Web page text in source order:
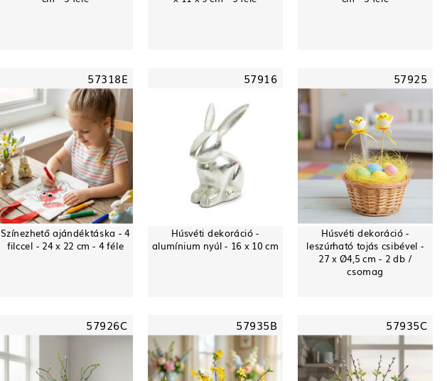
57318E
Színezhető ajándéktáska - 4
filccel - 24 x 22 cm - 4 féle
57916
Húsvéti dekoráció -
alumínium nyúl - 16 x 10 cm
57925
Húsvéti dekoráció -
leszúrható tojás csibével -
27 x Ø4,5 cm - 2 db /
csomag
57926C 57935B 57935C